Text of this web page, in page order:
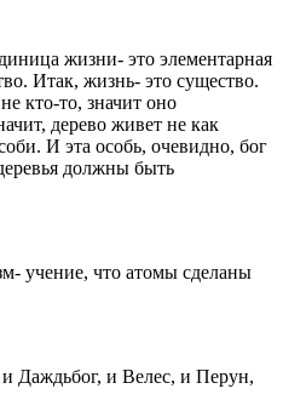
жизни- это элементарная
Итак, жизнь- это существо.
кто-то, значит оно
дерево живет не как
И эта особь, очевидно, бог
должны быть
учение, что атомы сделаны
Даждьбог, и Велес, и Перун,